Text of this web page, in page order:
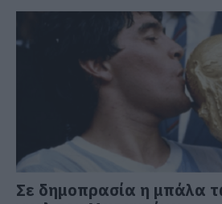
Σε δημοπρασία η μπάλα